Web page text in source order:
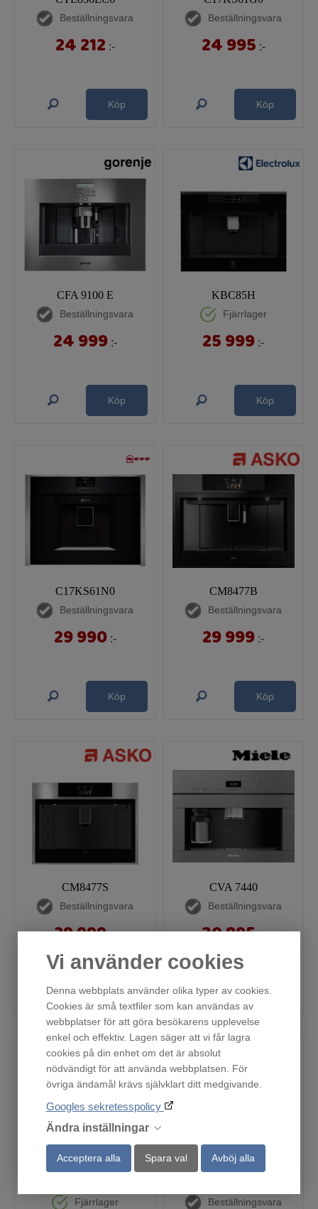
Vi använder cookies
Denna webbplats använder olika typer av cookies.
Cookies är små textfiler som kan användas av
webbplatser för att göra besökarens upplevelse
enkel och effektiv. Lagen säger att vi får lagra
cookies på din enhet om det är absolut
nödvändigt för att använda webbplatsen. För
övriga ändamål krävs självklart ditt medgivande.
Googles sekretesspolicy
Ändra inställningar
Acceptera alla Spara val Avböj alla
Beställningsvara
24 212 :-
Köp
Beställningsvara
24 995 :-
Köp
CFA 9100 E
Beställningsvara
24 999 :-
Köp
KBC85H
Fjärrlager
25 999 :-
Köp
C17KS61N0
Beställningsvara
29 990 :-
Köp
CM8477B
Beställningsvara
29 999 :-
Köp
CM8477S
Beställningsvara
29 999 :-
Köp
CVA 7440
Beställningsvara
30 895 :-
Köp
Fjärrlager Beställningsvara